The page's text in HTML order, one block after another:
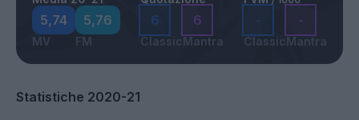
5,74
MV
5,76
FM
6
Classic
6
Mantra
-
Classic
-
Mantra
Statistiche 2020-21